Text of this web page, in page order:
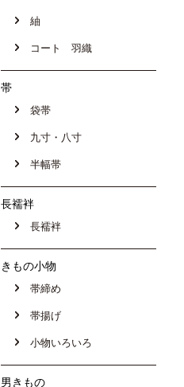
紬
コート 羽織
帯
袋帯
九寸・八寸
半幅帯
長襦袢
長襦袢
きもの小物
帯締め
帯揚げ
小物いろいろ
男きもの